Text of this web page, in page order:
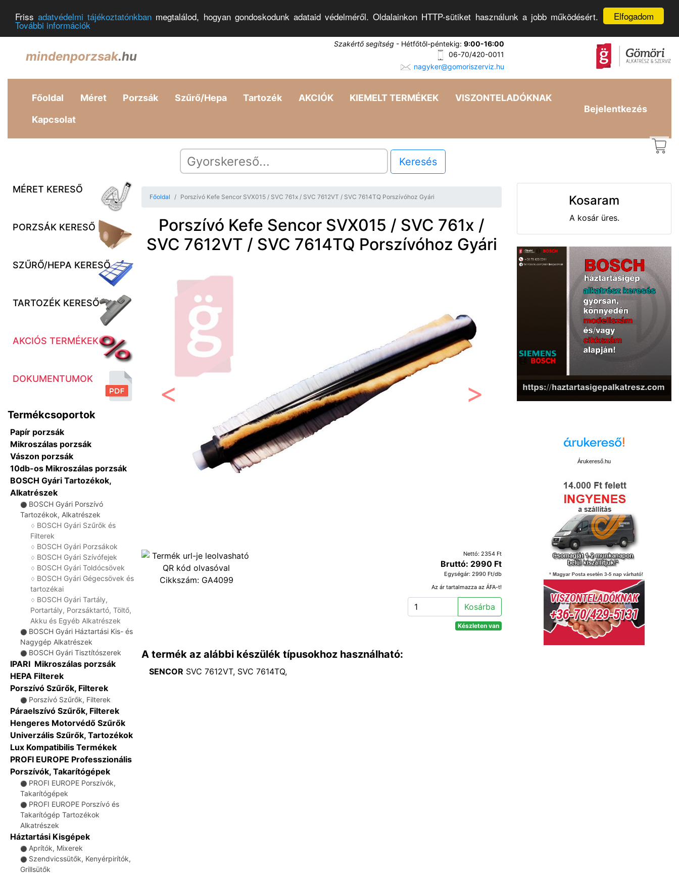
Elfogadom
Frissadatvédelmi tájékoztatónkban megtalálod, hogyan gondoskodunk adataid védelméről. Oldalainkon HTTP-sütiket használunk a jobb működésért.
További információk
mindenporzsak.hu
Szakértő segítség - Hétfőtől-péntekig: 9:00-16:00
06-70/420-0011
nagyker@gomoriszerviz.hu
Főoldal Méret Porzsák Szűrő/Hepa Tartozék AKCIÓK KIEMELT TERMÉKEK VISZONTELADÓKNAK
Kapcsolat
Bejelentkezés
Keresés
MÉRET KERESŐ
PORZSÁK KERESŐ
SZŰRŐ/HEPA KERESŐ
TARTOZÉK KERESŐ
AKCIÓS TERMÉKEK
DOKUMENTUMOK
Termékcsoportok
Papír porzsák
Mikroszálas porzsák
Vászon porzsák
10db-os Mikroszálas porzsák
BOSCH Gyári Tartozékok,
Alkatrészek
⚫ BOSCH Gyári Porszívó
Tartozékok, Alkatrészek
♢ BOSCH Gyári Szűrők és
Filterek
♢ BOSCH Gyári Porzsákok
♢ BOSCH Gyári Szívófejek
♢ BOSCH Gyári Toldócsövek
♢ BOSCH Gyári Gégecsövek és
tartozékai
♢ BOSCH Gyári Tartály,
Portartály, Porzsáktartó, Töltő,
Akku és Egyéb Alkatrészek
⚫ BOSCH Gyári Háztartási Kis- és
Nagygép Alkatrészek
⚫ BOSCH Gyári Tisztítószerek
IPARI Mikroszálas porzsák
HEPA Filterek
Porszívó Szűrők, Filterek
⚫ Porszívó Szűrők, Filterek
Páraelszívó Szűrők, Filterek
Hengeres Motorvédő Szűrők
Univerzális Szűrők, Tartozékok
Lux Kompatibilis Termékek
PROFI EUROPE Professzionális
Porszívók, Takarítógépek
⚫ PROFI EUROPE Porszívók,
Takarítógépek
⚫ PROFI EUROPE Porszívó és
Takarítógép Tartozékok
Alkatrészek
Háztartási Kisgépek
⚫ Aprítók, Mixerek
⚫ Szendvicssütők, Kenyérpirítók,
Grillsütők
Főoldal Porszívó Kefe Sencor SVX015 / SVC 761x / SVC 7612VT / SVC 7614TQ Porszívóhoz Gyári
Porszívó Kefe Sencor SVX015 / SVC 761x /
SVC 7612VT / SVC 7614TQ Porszívóhoz Gyári
Előző
Cikkszám: GA4099
Nettó: 2354 Ft
Bruttó: 2990 Ft
Egységár: 2990 Ft/db
Az ár tartalmazza az ÁFA-t!
Kosárba
Készleten van
A termék az alábbi készülék típusokhoz használható:
SENCOR SVC 7612VT, SVC 7614TQ,
Kosaram
A kosár üres.
Árukereső.hu